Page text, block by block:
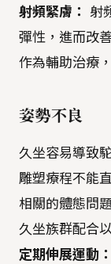
射頻緊膚：
射
彈性，進而改
作為輔助治療
姿勢不良
久坐容易導致
雕塑療程不能
相關的體態問
久坐族群配合
定期伸展運動：